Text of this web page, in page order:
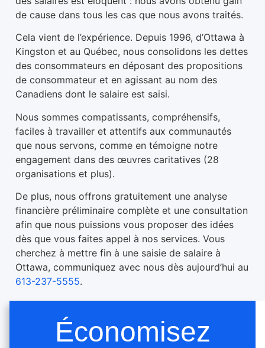
de cause dans tous les cas que nous avons traités.
Cela vient de l’expérience. Depuis 1996, d’Ottawa à
Kingston et au Québec, nous consolidons les dettes
des consommateurs en déposant des propositions
de consommateur et en agissant au nom des
Canadiens dont le salaire est saisi.
Nous sommes compatissants, compréhensifs,
faciles à travailler et attentifs aux communautés
que nous servons, comme en témoigne notre
engagement dans des œuvres caritatives (28
organisations et plus).
De plus, nous offrons gratuitement une analyse
financière préliminaire complète et une consultation
afin que nous puissions vous proposer des idées
dès que vous faites appel à nos services. Vous
cherchez à mettre fin à une saisie de salaire à
Ottawa, communiquez avec nous dès aujourd’hui au
613-237-5555.
Économisez